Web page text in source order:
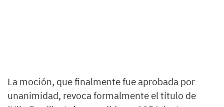
La moción, que finalmente fue aprobada por
unanimidad, revoca formalmente el título de